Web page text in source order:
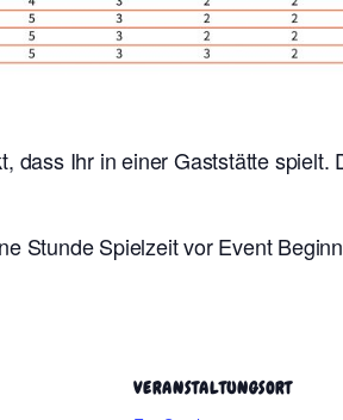
dass Ihr in einer Gaststätte spielt.
Stunde Spielzeit vor Event
VERANSTALTUNGSORT